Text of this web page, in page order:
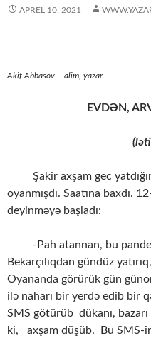
APREL 10, 2021
Akif Abbasov – alim, yazar.
EVDƏN,
Şakir axşam gec
oyanmışdı. Saatına baxdı.
deyinməyə başladı:
-Pah atannan, bu
Bekarçılıqdan gündüz
Oyananda görürük gün
ilə naharı bir yerdə edib bir
SMS götürüb dükanı,
ki, axşam düşüb. Bu SMS-